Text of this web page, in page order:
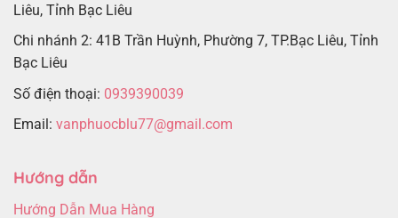
Liêu, Tỉnh Bạc Liêu
Chi nhánh 2: 41B Trần Huỳnh, Phường 7, TP.Bạc Liêu, Tỉnh
Bạc Liêu
Số điện thoại: 0939390039
Email: vanphuocblu77@gmail.com
Hướng dẫn
Hướng Dẫn Mua Hàng